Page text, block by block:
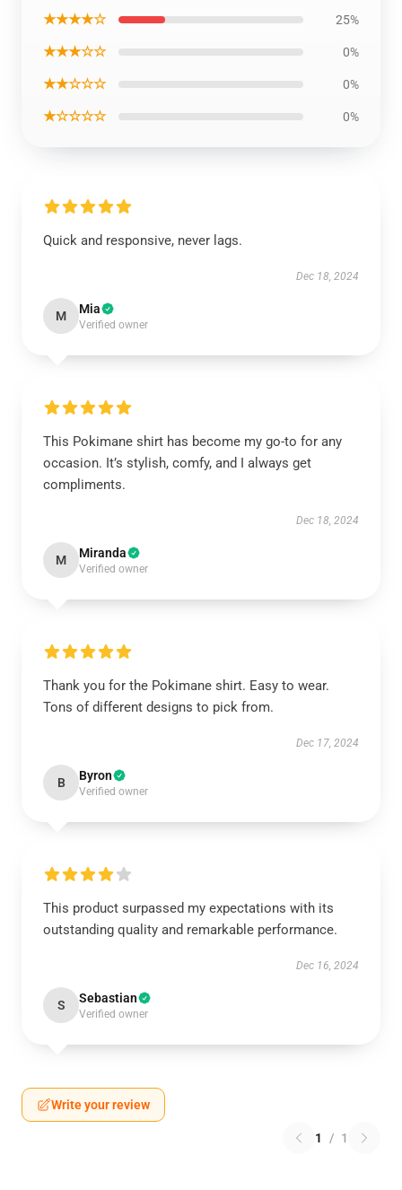
★★★★☆ 25%
★★★☆☆ 0%
★★☆☆☆ 0%
★☆☆☆☆ 0%
Quick and responsive, never lags.
Dec 18, 2024
M Mia
Verified owner
This Pokimane shirt has become my go-to for any
occasion. It’s stylish, comfy, and I always get
compliments.
Dec 18, 2024
M Miranda
Verified owner
Thank you for the Pokimane shirt. Easy to wear.
Tons of different designs to pick from.
Dec 17, 2024
B Byron
Verified owner
This product surpassed my expectations with its
outstanding quality and remarkable performance.
Dec 16, 2024
S Sebastian
Verified owner
Write your review
1 / 1